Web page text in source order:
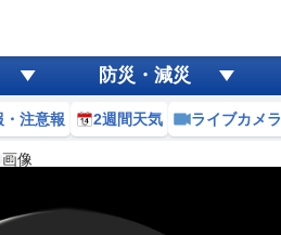
防災・減災
・注意報 2週間天気 ライブカメラ
画像